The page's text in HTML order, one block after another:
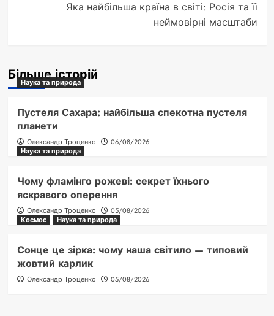
Яка найбільша країна в світі: Росія та її
неймовірні масштаби
Більше історій
Наука та природа
Пустеля Сахара: найбільша спекотна пустеля
планети
Олександр Троценко
06/08/2026
Наука та природа
Чому фламінго рожеві: секрет їхнього
яскравого оперення
Олександр Троценко
05/08/2026
Космос
Наука та природа
Сонце це зірка: чому наша світило — типовий
жовтий карлик
Олександр Троценко 05/08/2026